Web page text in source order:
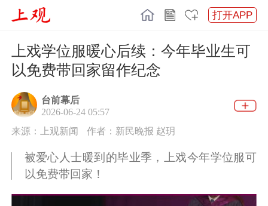
打开APP
上戏学位服暖心后续：今年毕业生可
以免费带回家留作纪念
台前幕后
2026-06-24 05:57
来源：上观新闻
作者：新民晚报 赵玥
被爱心人士暖到的毕业季，上戏今年学位服可
以免费带回家！